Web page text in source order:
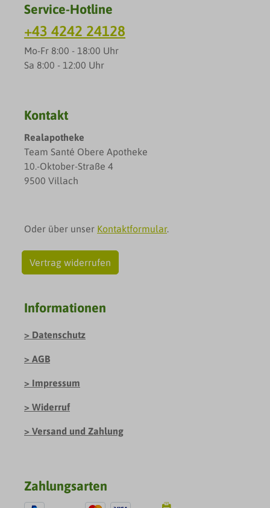
Service-Hotline
+43 4242 24128
Mo-Fr 8:00 - 18:00 Uhr
Sa 8:00 - 12:00 Uhr
Kontakt
Realapotheke
Team Santé Obere Apotheke
10.-Oktober-Straße 4
9500 Villach
Oder über unser Kontaktformular.
Vertrag widerrufen
Informationen
Datenschutz
AGB
Impressum
Widerruf
Versand und Zahlung
Zahlungsarten